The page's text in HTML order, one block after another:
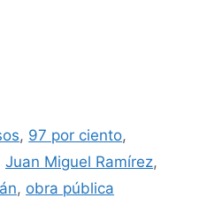
, 97 por ciento,
Juan Miguel Ramírez,
, obra pública